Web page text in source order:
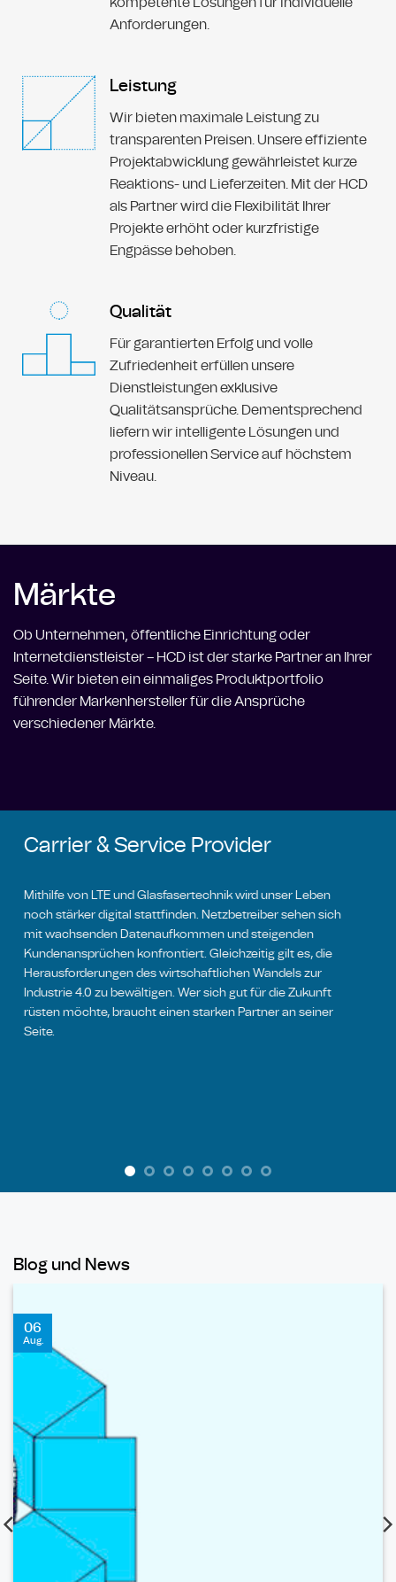
Anforderungen.
Leistung
Wir bieten maximale Leistung zu
transparenten Preisen. Unsere effiziente
Projektabwicklung gewährleistet kurze
Reaktions- und Lieferzeiten. Mit der HCD
als Partner wird die Flexibilität Ihrer
Projekte erhöht oder kurzfristige
Engpässe behoben.
Qualität
Für garantierten Erfolg und volle
Zufriedenheit erfüllen unsere
Dienstleistungen exklusive
Qualitätsansprüche. Dementsprechend
liefern wir intelligente Lösungen und
professionellen Service auf höchstem
Niveau.
Märkte
Ob Unternehmen, öffentliche Einrichtung oder
Internetdienstleister – HCD ist der starke Partner an Ihrer
Seite. Wir bieten ein einmaliges Produktportfolio
führender Markenhersteller für die Ansprüche
verschiedener Märkte.
Carrier & Service Provider
Mithilfe von LTE und Glasfasertechnik wird unser Leben
noch stärker digital stattfinden. Netzbetreiber sehen sich
mit wachsenden Datenaufkommen und steigenden
Kundenansprüchen konfrontiert. Gleichzeitig gilt es, die
Herausforderungen des wirtschaftlichen Wandels zur
Industrie 4.0 zu bewältigen. Wer sich gut für die Zukunft
rüsten möchte, braucht einen starken Partner an seiner
Seite.
Blog und News
06
Aug.